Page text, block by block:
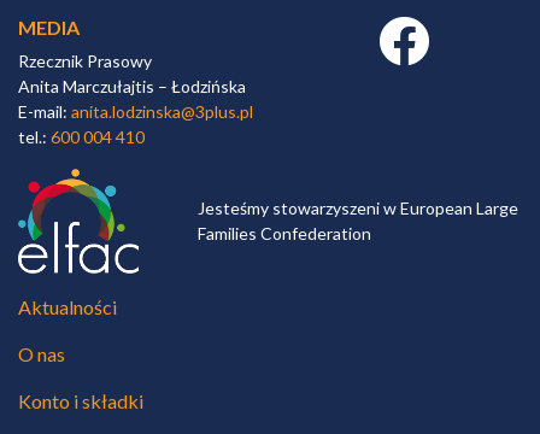
MEDIA
Rzecznik Prasowy
Anita Marczułajtis – Łodzińska
E-mail: anita.lodzinska@3plus.pl
tel.: 600 004 410
Facebook link
Jesteśmy stowarzyszeni w European Large
Families Confederation
Aktualności
O nas
Konto i składki